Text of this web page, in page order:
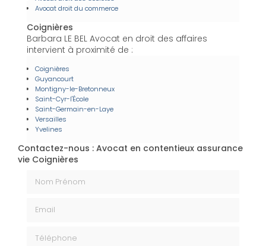
Avocat droit du commerce
Coignières
Barbara LE BEL Avocat en droit des affaires
intervient à proximité de :
Coignières
Guyancourt
Montigny-le-Bretonneux
Saint-Cyr-l'École
Saint-Germain-en-Laye
Versailles
Yvelines
Contactez-nous : Avocat en contentieux assurance
vie Coignières